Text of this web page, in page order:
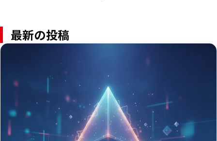
最新の投稿